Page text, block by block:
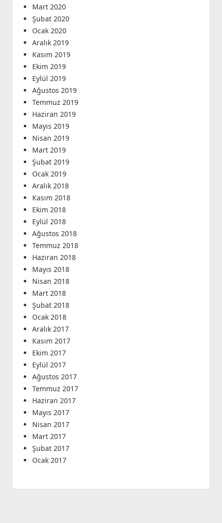
Mart 2020
Şubat 2020
Ocak 2020
Aralık 2019
Kasım 2019
Ekim 2019
Eylül 2019
Ağustos 2019
Temmuz 2019
Haziran 2019
Mayıs 2019
Nisan 2019
Mart 2019
Şubat 2019
Ocak 2019
Aralık 2018
Kasım 2018
Ekim 2018
Eylül 2018
Ağustos 2018
Temmuz 2018
Haziran 2018
Mayıs 2018
Nisan 2018
Mart 2018
Şubat 2018
Ocak 2018
Aralık 2017
Kasım 2017
Ekim 2017
Eylül 2017
Ağustos 2017
Temmuz 2017
Haziran 2017
Mayıs 2017
Nisan 2017
Mart 2017
Şubat 2017
Ocak 2017